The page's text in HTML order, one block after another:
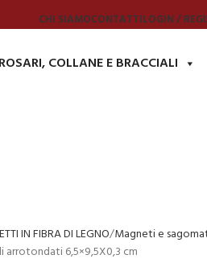
CHI SIAMOCONTATTILOGIN /
COLLANE E BRACCIALI
IN FIBRA DI LEGNO Magneti e
6,5×9,5X0,3 cm